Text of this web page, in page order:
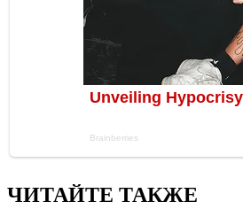
ЧИТАЙТЕ ТАКЖЕ